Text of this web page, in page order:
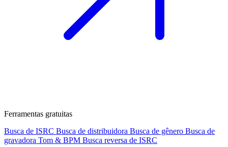
Ferramentas gratuitas
Busca de ISRC Busca de distribuidora Busca de gênero Busca de
gravadora Tom & BPM Busca reversa de ISRC